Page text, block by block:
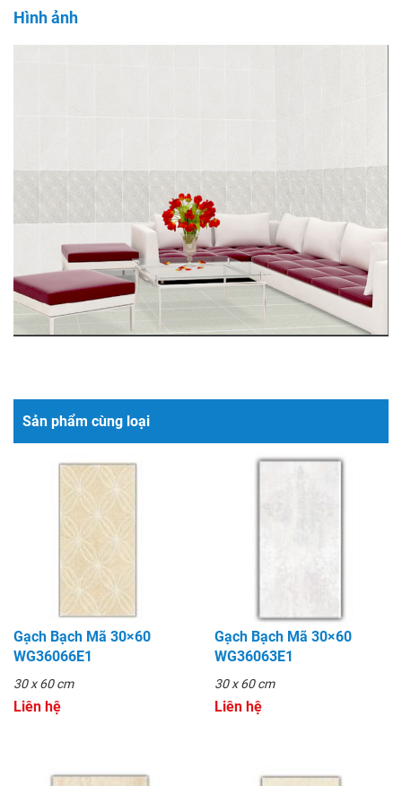
Hình ảnh
Sản phẩm cùng loại
Gạch Bạch Mã 30×60
WG36066E1
30 x 60 cm
Liên hệ
Gạch Bạch Mã 30×60
WG36063E1
30 x 60 cm
Liên hệ